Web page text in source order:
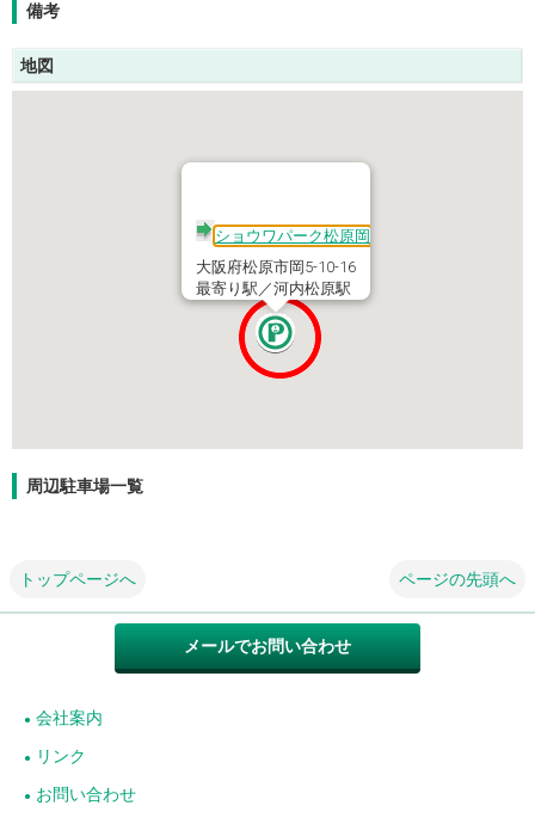
備考
地図
ショウワパーク松原岡
大阪府松原市岡5-10-16
最寄り駅／河内松原駅
周辺駐車場一覧
トップページへ ページの先頭へ
メールでお問い合わせ
会社案内
リンク
お問い合わせ